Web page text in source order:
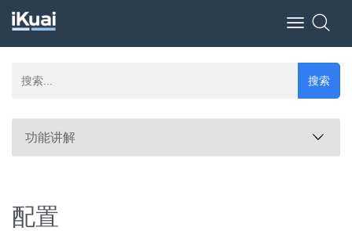
Toggle
搜索
功能讲解
配置